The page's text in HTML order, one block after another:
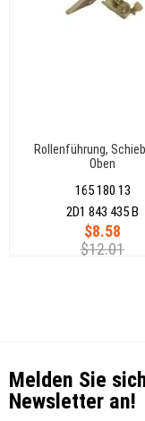
Rollenführung,
Oben
165 180 13
$8.58
$12.01
2D1 843 435 B
Melden Sie
Newsletter an!